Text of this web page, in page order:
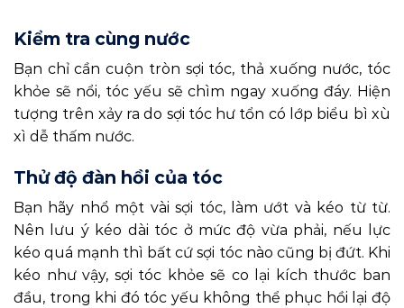
Kiểm tra cùng nước
Bạn chỉ cần cuộn tròn sợi tóc, thả xuống nước, tóc
khỏe sẽ nổi, tóc yếu sẽ chìm ngay xuống đáy. Hiện
tượng trên xảy ra do sợi tóc hư tổn có lớp biểu bì xù
xì dễ thấm nước.
Thử độ đàn hồi của tóc
Bạn hãy nhổ một vài sợi tóc, làm ướt và kéo từ từ.
Nên lưu ý kéo dài tóc ở mức độ vừa phải, nếu lực
kéo quá mạnh thì bất cứ sợi tóc nào cũng bị đứt. Khi
kéo như vậy, sợi tóc khỏe sẽ co lại kích thước ban
đầu, trong khi đó tóc yếu không thể phục hồi lại độ